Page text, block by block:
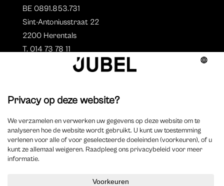
BE 0891.853.731
Sint-Antoniusstraat 22
2200 Herentals
T. 014 73 78 11
Aperçu des auteurs
Devenir auteur ?
2023 Jubel – Webdesign byWisemen